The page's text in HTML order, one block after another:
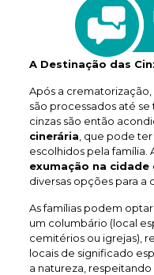
A Destinação das
Após a
são processados até se
cinzas são então
cinerária , que pode
escolhidos pela família.
exumação na cidade
diversas opções para a
As famílias podem
um columbário (local
cemitérios ou igrejas),
locais de significado
a natureza,